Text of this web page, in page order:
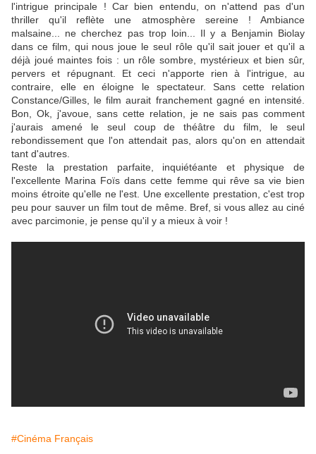
l'intrigue principale ! Car bien entendu, on n'attend pas d'un
thriller qu'il reflète une atmosphère sereine ! Ambiance
malsaine... ne cherchez pas trop loin... Il y a Benjamin Biolay
dans ce film, qui nous joue le seul rôle qu'il sait jouer et qu'il a
déjà joué maintes fois : un rôle sombre, mystérieux et bien sûr,
pervers et répugnant. Et ceci n'apporte rien à l'intrigue, au
contraire, elle en éloigne le spectateur. Sans cette relation
Constance/Gilles, le film aurait franchement gagné en intensité.
Bon, Ok, j'avoue, sans cette relation, je ne sais pas comment
j'aurais amené le seul coup de théâtre du film, le seul
rebondissement que l'on attendait pas, alors qu'on en attendait
tant d'autres.
Reste la prestation parfaite, inquiétéante et physique de
l'excellente Marina Foïs dans cette femme qui rêve sa vie bien
moins étroite qu'elle ne l'est. Une excellente prestation, c'est trop
peu pour sauver un film tout de même. Bref, si vous allez au ciné
avec parcimonie, je pense qu'il y a mieux à voir !
#Cinéma Français